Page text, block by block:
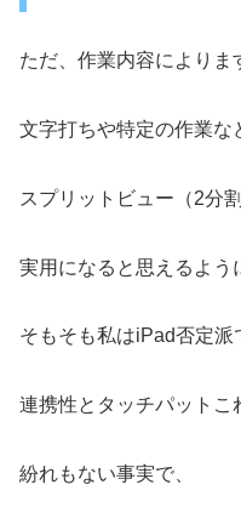
ただ、作業内容によりま
文字打ちや特定の作業な
スプリットビュー（2分
実用になると思えるよう
そもそも私はiPad否定派
連携性とタッチパットこ
紛れもない事実で、